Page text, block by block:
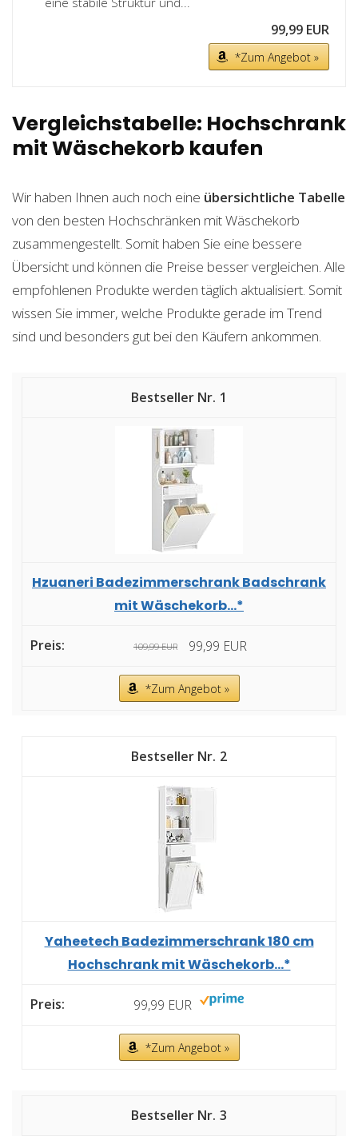
99,99 EUR
*Zum Angebot »
Vergleichstabelle: Hochschrank
mit Wäschekorb kaufen
Wir haben Ihnen auch noch eine übersichtliche Tabelle
von den besten Hochschränken mit Wäschekorb
zusammengestellt. Somit haben Sie eine bessere
Übersicht und können die Preise besser vergleichen. Alle
empfohlenen Produkte werden täglich aktualisiert. Somit
wissen Sie immer, welche Produkte gerade im Trend
sind und besonders gut bei den Käufern ankommen.
1
Hzuaneri Badezimmerschrank Badschrank
mit Wäschekorb...*
109,99 EUR 99,99 EUR
*Zum Angebot »
2
Yaheetech Badezimmerschrank 180 cm
Hochschrank mit Wäschekorb...*
99,99 EUR
*Zum Angebot »
3